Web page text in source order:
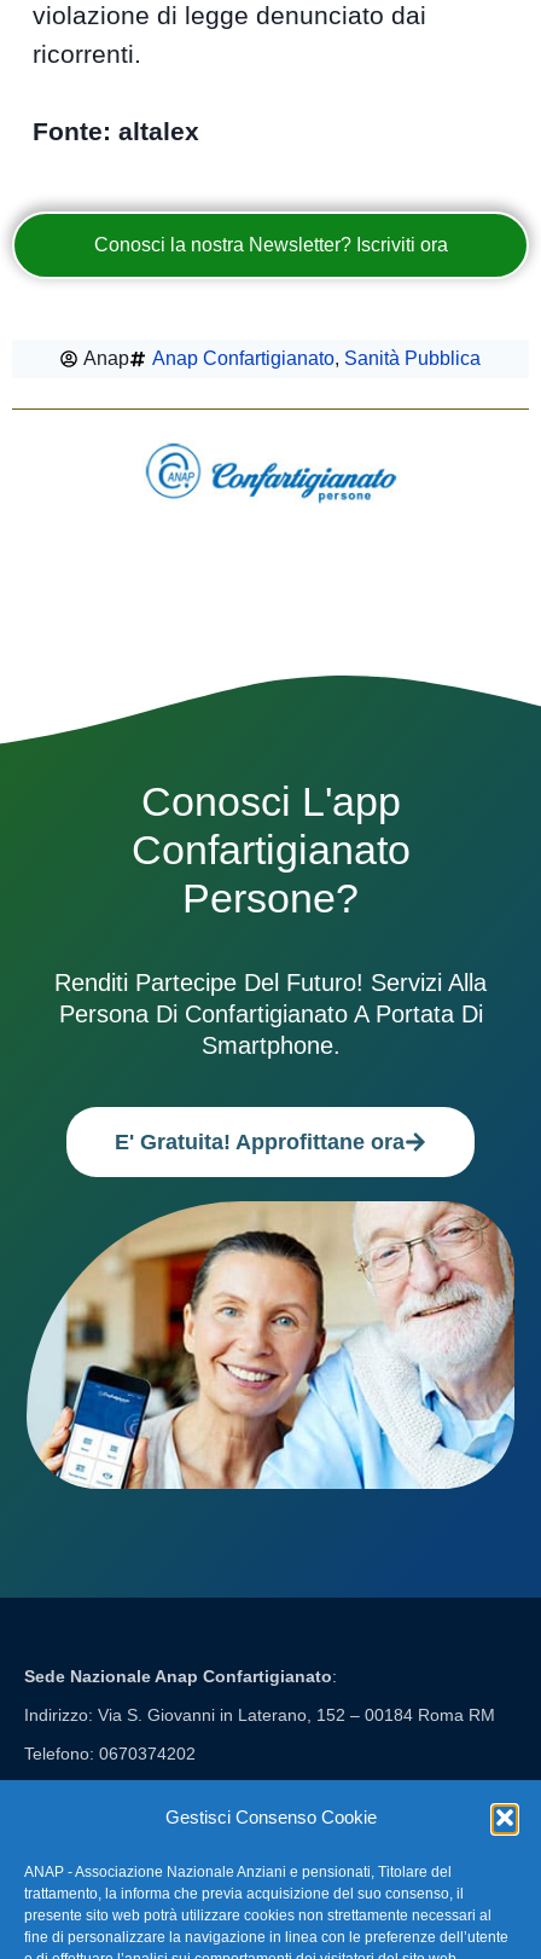
Gestisci Consenso Cookie
ANAP - Associazione Nazionale Anziani e pensionati, Titolare del
trattamento, la informa che previa acquisizione del suo consenso, il
presente sito web potrà utilizzare cookies non strettamente necessari al
fine di personalizzare la navigazione in linea con le preferenze dell’utente
violazione di legge denunciato dai
ricorrenti.
Fonte: altalex
Conosci la nostra Newsletter? Iscriviti ora
Anap Anap Confartigianato, Sanità Pubblica
Conosci L'app
Confartigianato
Persone?
Renditi Partecipe Del Futuro! Servizi Alla
Persona Di Confartigianato A Portata Di
Smartphone.
E' Gratuita! Approfittane ora
Sede Nazionale Anap Confartigianato:
Indirizzo: Via S. Giovanni in Laterano, 152 – 00184 Roma RM
Telefono: 0670374202
FAQ – Domande Frequenti
La nostra Newsletter